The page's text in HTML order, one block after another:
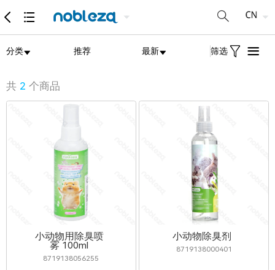
分类 推荐 最新 筛选
共 2 个商品
小动物用除臭喷
雾 100ml
8719138056255
小动物除臭剂
8719138000401